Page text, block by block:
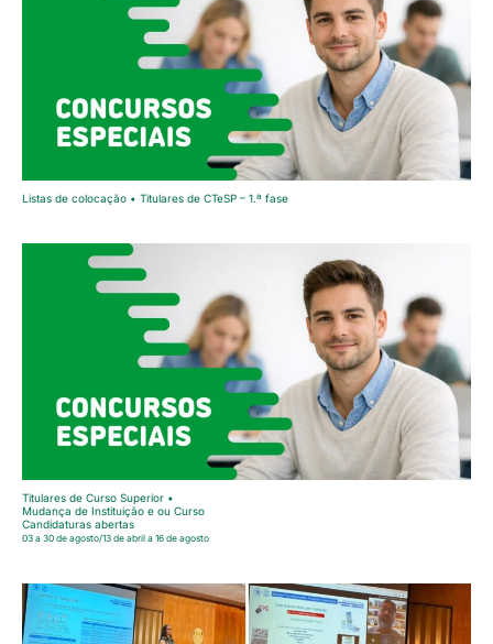
Listas de colocação • Titulares de CTeSP – 1.ª fase
Titulares de Curso Superior •
Mudança de Instituição e ou Curso
Candidaturas abertas
03 a 30 de agosto/13 de abril a 16 de agosto